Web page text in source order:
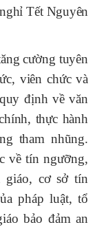
Tết Nguyên
ăng cường tuyên
viên chức và
định về văn
thực hành
tham nhũng.
về tín ngưỡng,
giáo, cơ sở tín
pháp luật, tổ
bảo đảm an